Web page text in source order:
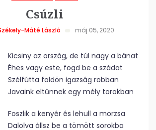
Csúzli
Máté László máj 05, 2020
Kicsiny az ország, de túl nagy a bánat
Éhes vagy este, fogd be a szádat
Szélfútta földön igazság robban
Javaink eltűnnek egy mély torokban
Foszlik a kenyér és lehull a morzsa
Dalolva állsz be a tömött sorokba